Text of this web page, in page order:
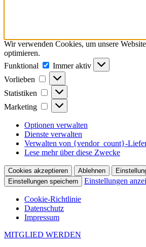
Wir verwenden Cookies, um unsere
optimieren.
Funktional
Funktional
Immer aktiv
Vorlieben
Vorlieben
Statistiken Statistiken
Marketing Marketing
Optionen verwalten
Dienste verwalten
Verwalten von {vendor_count}-
Lese mehr über diese Zwecke
Cookies akzeptieren Ablehnen
Einstellungen speichern
Einstellungen
Cookie-Richtlinie
Datenschutz
Impressum
MITGLIED WERDEN